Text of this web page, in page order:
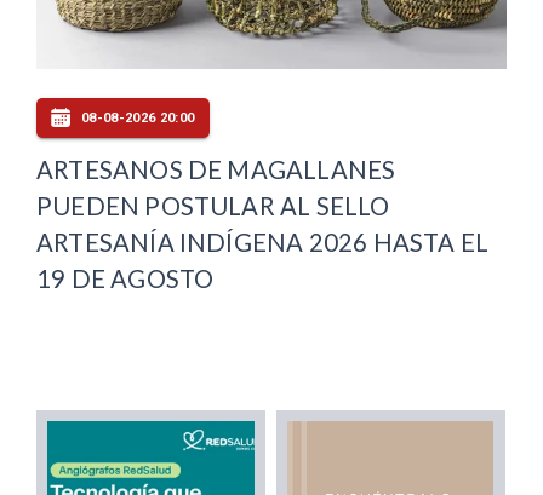
08-08-2026 20:00
ARTESANOS DE MAGALLANES
PUEDEN POSTULAR AL SELLO
ARTESANÍA INDÍGENA 2026 HASTA EL
19 DE AGOSTO